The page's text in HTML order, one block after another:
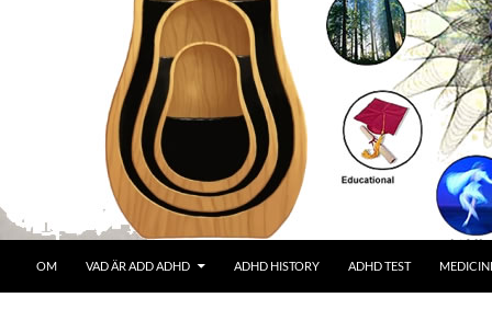
OM VAD ÄR ADD ADHD ADHD HISTORY ADHD TEST